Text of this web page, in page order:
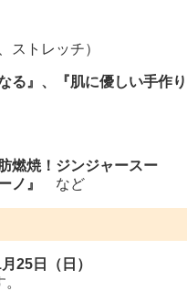
、ストレッチ）
る 』、『肌に優しい手作り
燃焼！ジンジャースー
ノ』
など
25日（日）